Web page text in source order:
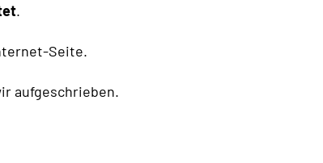
.
Seite.
aufgeschrieben.